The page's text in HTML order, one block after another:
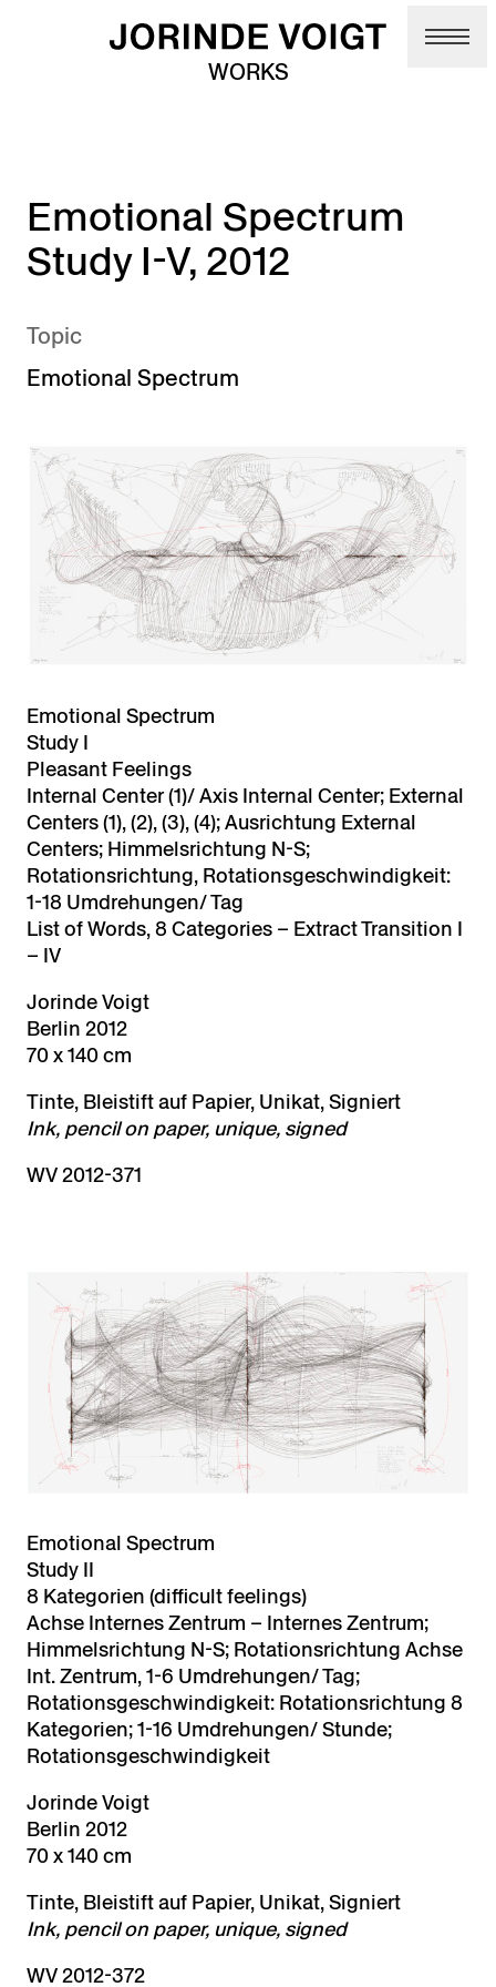
Skip to main content
WORKS
Emotional Spectrum
Study I-V, 2012
Topic
Emotional Spectrum
Emotional Spectrum
Study I
Pleasant Feelings
Internal Center (1)/ Axis Internal Center; External
Centers (1), (2), (3), (4); Ausrichtung External
Centers; Himmelsrichtung N-S;
Rotationsrichtung, Rotationsgeschwindigkeit:
1-18 Umdrehungen/ Tag
List of Words, 8 Categories – Extract Transition I
– IV
Jorinde Voigt
Berlin 2012
70 x 140 cm
Tinte, Bleistift auf Papier, Unikat, Signiert
Ink, pencil on paper, unique, signed
WV 2012-371
Emotional Spectrum
Study II
8 Kategorien (difficult feelings)
Achse Internes Zentrum – Internes Zentrum;
Himmelsrichtung N-S; Rotationsrichtung Achse
Int. Zentrum, 1-6 Umdrehungen/ Tag;
Rotationsgeschwindigkeit: Rotationsrichtung 8
Kategorien; 1-16 Umdrehungen/ Stunde;
Rotationsgeschwindigkeit
Jorinde Voigt
Berlin 2012
70 x 140 cm
Tinte, Bleistift auf Papier, Unikat, Signiert
Ink, pencil on paper, unique, signed
WV 2012-372